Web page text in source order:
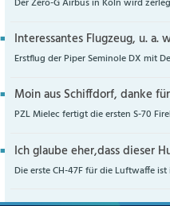
Interessantes Flugzeug, u. a.
Erstflug der Piper Seminole DX mit
Moin aus Schiffdorf, danke
PZL Mielec fertigt die ersten S-70
Ich glaube eher,dass dieser
Die erste CH-47F für die Luftwaffe